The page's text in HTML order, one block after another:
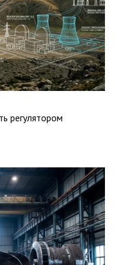
регулятором